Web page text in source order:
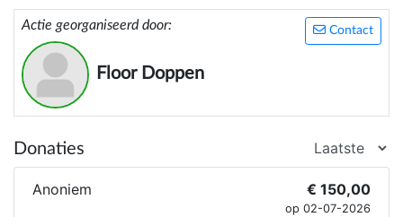
Contact
Actie georganiseerd door:
Floor Doppen
Donaties
Anoniem € 150,00
op 02-07-2026